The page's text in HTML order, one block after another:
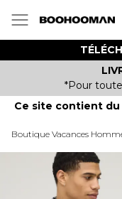
*Pour
Ce site contient
Boutique Vacances